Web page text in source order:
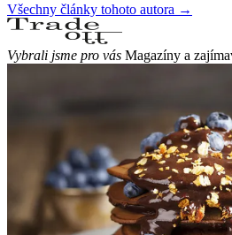
Všechny články tohoto autora →
Vybrali jsme pro vás Magazíny a